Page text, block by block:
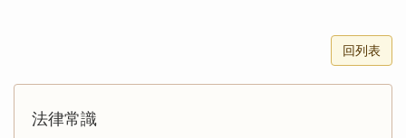
回列表
法律常識